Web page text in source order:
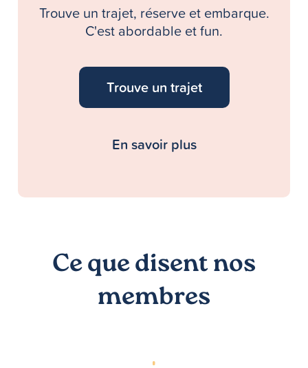
Trouve un trajet, réserve et embarque.
C'est abordable et fun.
Trouve un trajet
En savoir plus
Ce que disent nos
membres